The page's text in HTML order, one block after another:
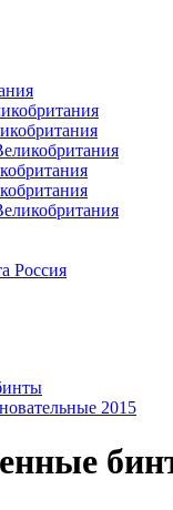
Россия
2015